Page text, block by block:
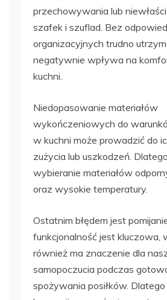
przechowywania lub
szafek i szuflad. Bez
organizacyjnych trudno
negatywnie wpływa na
kuchni.
Niedopasowanie materiałów
wykończeniowych do
w kuchni może prowadzić do
zużycia lub uszkodzeń.
wybieranie materiałów
oraz wysokie temperatury.
Ostatnim błędem jest
funkcjonalność jest kluczowa,
również ma znaczenie dla
samopoczucia podczas
spożywania posiłków.